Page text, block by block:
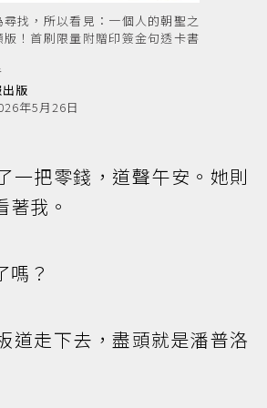
找，所以看見：一個人的朝聖之
！首刷限量附贈印簽金句透卡書
版
年5月26日
一把零錢，道聲午安。她則
著我。
嗎？
道走下去，盡頭就是潘普洛